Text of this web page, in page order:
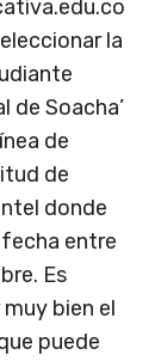
la
de Soacha’
de
de
donde
entre
Es
bien el
puede